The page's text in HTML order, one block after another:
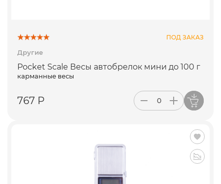
ПОД ЗАКАЗ
Другие
Pocket Scale Весы автобрелок мини до 100 г
карманные весы
767 Р